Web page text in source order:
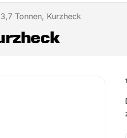
Tonnen, Kurzheck